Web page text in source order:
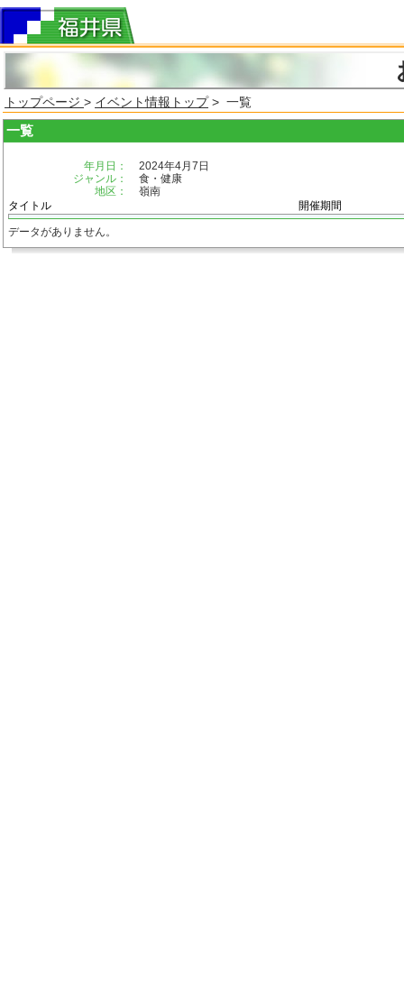
トップページ > イベント情報トップ> 一覧
一覧
年月日：
2024年4月7日
ジャンル：
食・健康
地区：
嶺南
タイトル
開催期間
データがありません。